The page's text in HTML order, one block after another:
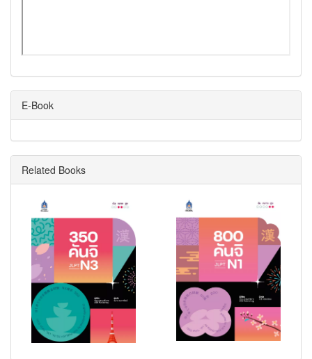
E-Book
Related Books